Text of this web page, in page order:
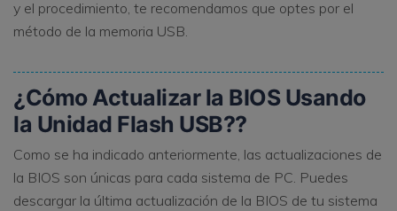
y el procedimiento, te recomendamos que optes por el
método de la memoria USB.
¿Cómo Actualizar la BIOS Usando
la Unidad Flash USB??
Como se ha indicado anteriormente, las actualizaciones de
la BIOS son únicas para cada sistema de PC. Puedes
descargar la última actualización de la BIOS de tu sistema